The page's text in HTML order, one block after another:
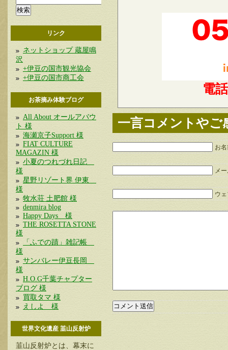
リンク
ネットショップ 蔵屋鳴
沢
+伊豆の国市観光協会
+伊豆の国市商工会
お茶摘み体験ブログ
All About オールアバウ
ト 様
海瀬京子Support 様
FIAT CULTURE
MAGAZIN 様
小夏のつれづれ日記
様
星野リゾート界 伊東
様
牧水荘 土肥館 様
denmira blog
Happy Days 様
THE ROSETTA STONE
様
「ふでの蹟」雑記帳
様
サンバレー伊豆長岡
様
H.O.G千葉チャプター
ブログ 様
買取タマ 様
えしよ 様
世界文化遺産 韮山反射炉
韮山反射炉とは、幕末に
電話
一言コメントやご
お
メ
ウ